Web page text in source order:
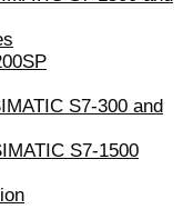
S7-300 and
S7-1500